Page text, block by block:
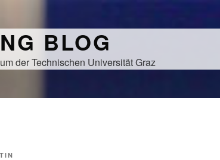
BLOG
der Technischen Universität Graz